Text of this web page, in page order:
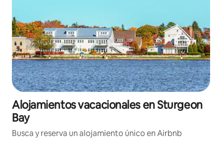
Alojamientos vacacionales en Sturgeon
Bay
Busca y reserva un alojamiento único en Airbnb